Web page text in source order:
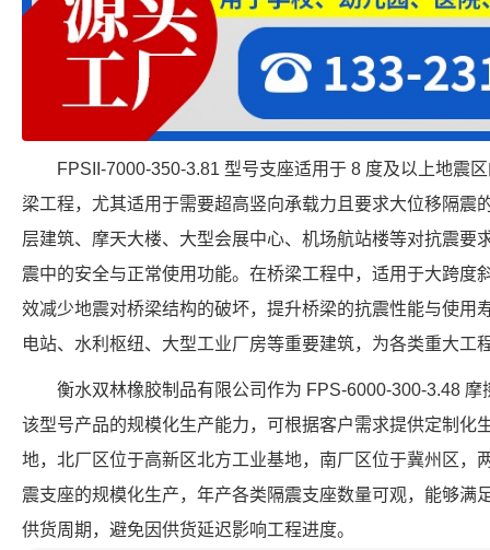
FPSII-7000-350-3.81 型号支座适用于 8 度及以上地震
梁工程，尤其适用于需要超高竖向承载力且要求大位移隔震
层建筑、摩天大楼、大型会展中心、机场航站楼等对抗震要
震中的安全与正常使用功能。在桥梁工程中，适用于大跨度
效减少地震对桥梁结构的破坏，提升桥梁的抗震性能与使用
电站、水利枢纽、大型工业厂房等重要建筑，为各类重大工
衡水双林橡胶制品有限公司作为 FPS-6000-300-3.48
该型号产品的规模化生产能力，可根据客户需求提供定制化
地，北厂区位于高新区北方工业基地，南厂区位于冀州区，
震支座的规模化生产，年产各类隔震支座数量可观，能够满
供货周期，避免因供货延迟影响工程进度。